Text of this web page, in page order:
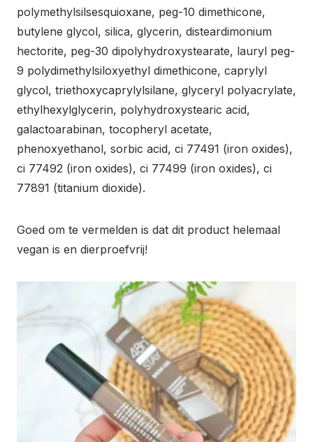
polymethylsilsesquioxane, peg-10 dimethicone,
butylene glycol, silica, glycerin, disteardimonium
hectorite, peg-30 dipolyhydroxystearate, lauryl peg-
9 polydimethylsiloxyethyl dimethicone, caprylyl
glycol, triethoxycaprylylsilane, glyceryl polyacrylate,
ethylhexylglycerin, polyhydroxystearic acid,
galactoarabinan, tocopheryl acetate,
phenoxyethanol, sorbic acid, ci 77491 (iron oxides),
ci 77492 (iron oxides), ci 77499 (iron oxides), ci
77891 (titanium dioxide).
Goed om te vermelden is dat dit product helemaal
vegan is en dierproefvrij!